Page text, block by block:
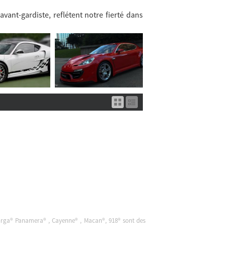
gardiste, reflétent notre fierté dans
Panamera® , Cayenne® , Macan®, 918® sont des